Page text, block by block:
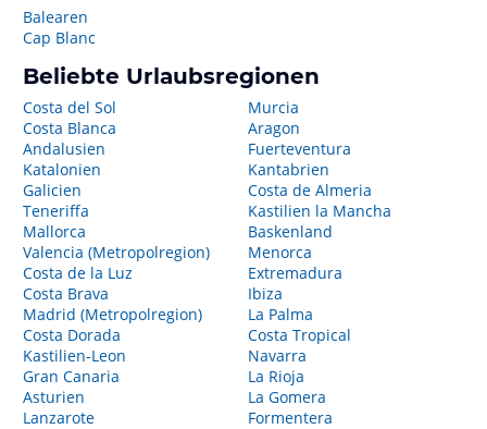
Balearen
Cap Blanc
Beliebte Urlaubsregionen
Costa del Sol
Costa Blanca
Andalusien
Katalonien
Galicien
Teneriffa
Mallorca
Valencia (Metropolregion)
Costa de la Luz
Costa Brava
Madrid (Metropolregion)
Costa Dorada
Kastilien-Leon
Gran Canaria
Asturien
Lanzarote
Murcia
Aragon
Fuerteventura
Kantabrien
Costa de Almeria
Kastilien la Mancha
Baskenland
Menorca
Extremadura
Ibiza
La Palma
Costa Tropical
Navarra
La Rioja
La Gomera
Formentera